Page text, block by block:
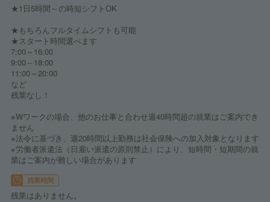
★1日5時間～の時短シフトOK
★もちろんフルタイムシフトも可能
★スタート時間選べます
7:00～16:00
9:00～18:00
11:00～20:00
など
残業なし！
※Wワークの場合、他のお仕事と合わせ週40時間超の就業はご案内でき
ません
※法令に基づき、週20時間以上勤務は社会保険への加入対象となります
※労働者派遣法（日雇い派遣の原則禁止）により、短時間・短期間の就
業はご案内が難しい場合があります
残業時間
残業はありません。